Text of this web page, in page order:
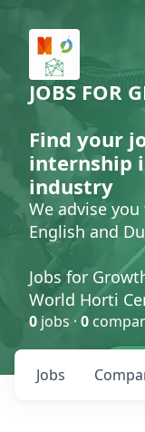
JOBS FOR
Find your
internship
industry
We advise
English and
Jobs for
World Horti
0 jobs · 0
Jobs